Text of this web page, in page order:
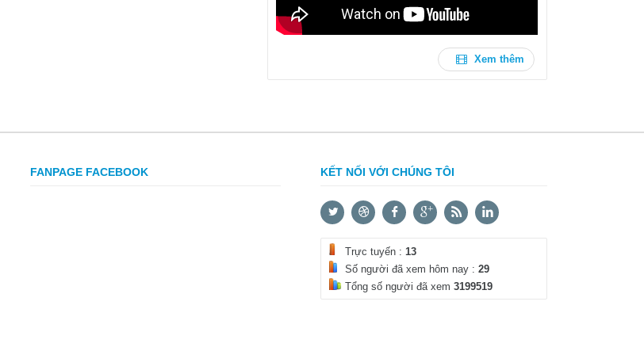
Xem thêm
FANPAGE FACEBOOK KẾT NỐI VỚI CHÚNG TÔI
Trực tuyến : 13
Số người đã xem hôm nay : 29
Tổng số người đã xem 3199519